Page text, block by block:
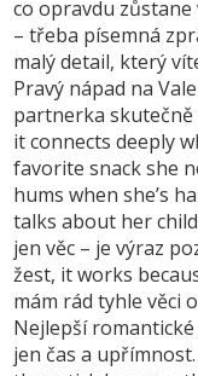
co opravdu zůstane
– třeba písemná
malý detail, který
Pravý nápad na
partnerka skutečně
it connects deeply
favorite snack she
hums when she’s
talks about her
jen věc – je výraz
žest, it works
mám rád tyhle věci
Nejlepší
jen čas a upřímnost